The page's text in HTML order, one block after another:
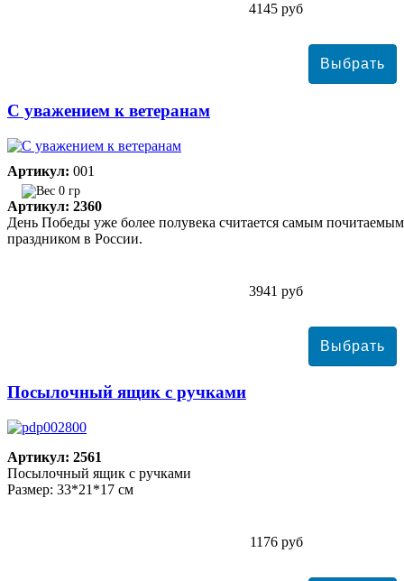
4145 руб
С уважением к ветеранам
Артикул: 001
0 гр
Артикул: 2360
День Победы уже более полувека считается самым почитаемым
праздником в России.
3941 руб
Посылочный ящик с ручками
Артикул: 2561
Посылочный ящик с ручками
Размер: 33*21*17 см
1176 руб